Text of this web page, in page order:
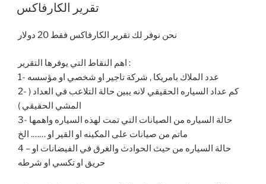
تقرير الكارفاكس
نحن نوفر لك تقرير الكارفاكس فقط 20 دولار
اهم النقاط التي يوفرها التقرير :
1- عدد الملاك بامريكا , شركة تاجير او شخصي او مؤسسه
2- كم عداد السياره الحقيقي لانه يبين حالة التلاعب في العداد (
المشي الحقيقي )
3- حالة السياره من الصيانات التي تمت لهذه السياره واهمها
ماتم من صيانات على المكينه او القير او ……. الخ
4 – حالة السياره من حيث الحوادث والغرق في الفيضانات او
حريق او تكسي او شرطه